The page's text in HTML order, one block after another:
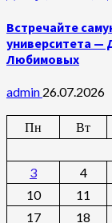
Встречайте
университета
Любимовых
admin 26.07.2026
Пн
Вт
3
4
10
11
17
18